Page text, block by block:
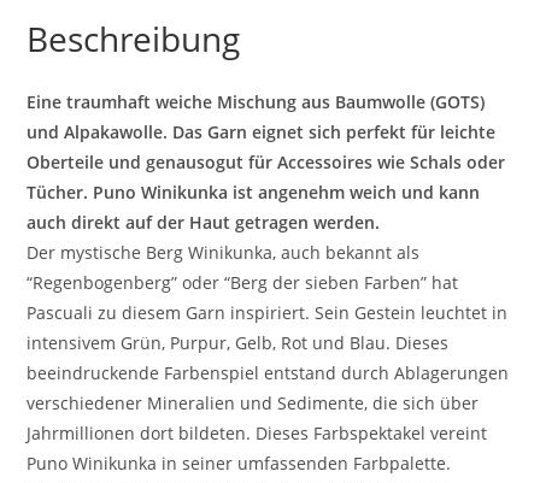
Beschreibung
Eine traumhaft weiche Mischung aus Baumwolle (GOTS)
und Alpakawolle. Das Garn eignet sich perfekt für leichte
Oberteile und genausogut für Accessoires wie Schals oder
Tücher. Puno Winikunka ist angenehm weich und kann
auch direkt auf der Haut getragen werden.
Der mystische Berg Winikunka, auch bekannt als
“Regenbogenberg” oder “Berg der sieben Farben” hat
Pascuali zu diesem Garn inspiriert. Sein Gestein leuchtet in
intensivem Grün, Purpur, Gelb, Rot und Blau. Dieses
beeindruckende Farbenspiel entstand durch Ablagerungen
verschiedener Mineralien und Sedimente, die sich über
Jahrmillionen dort bildeten. Dieses Farbspektakel vereint
Puno Winikunka in seiner umfassenden Farbpalette.